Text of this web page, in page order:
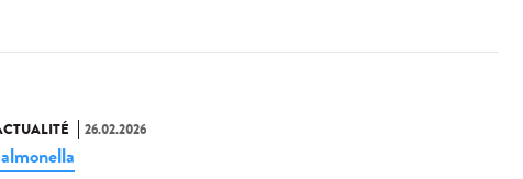
26.02.2026